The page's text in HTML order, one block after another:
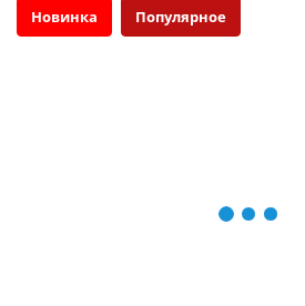
Новинка Популярное